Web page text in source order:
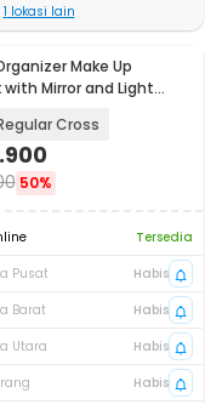
1 lokasi lain
Make Up
Mirror and Light
Cross
50%
Tersedia
Pusat
Habis
Barat
Habis
Utara
Habis
Habis